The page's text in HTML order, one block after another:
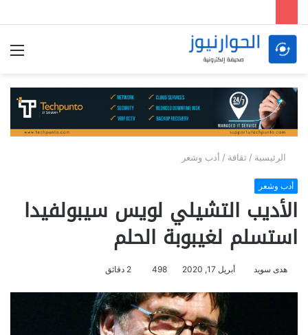
الرئيسية / ثقافة / أدب وشعر
أدب وشعر
الأديب التشيلي لويس سيبولفيدا
استسلم لغيبوبة الحلم
هدى سويد أبريل 17, 2020 498